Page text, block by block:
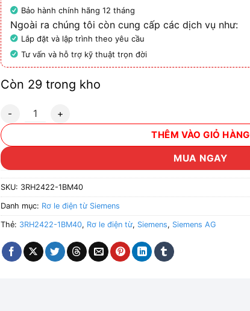
Bảo hành chính hãng 12 tháng
Ngoài ra chúng tôi còn cung cấp các dịch vụ như:
Lắp đặt và lập trình theo yêu cầu
Tư vấn và hỗ trợ kỹ thuật trọn đời
Còn 29 trong kho
3RH2422-1BM40 Rơ le điện từ 220 V DC số lượng
THÊM VÀO GIỎ HÀNG
MUA NGAY
SKU: 3RH2422-1BM40
Danh mục: Rơ le điện từ Siemens
Thẻ: 3RH2422-1BM40, Rơ le điện từ, Siemens, Siemens AG